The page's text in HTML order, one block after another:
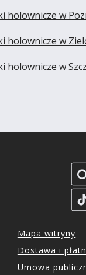
holownicze w
holownicze w
holownicze w
Mapa witryny
Dostawa i
Umowa